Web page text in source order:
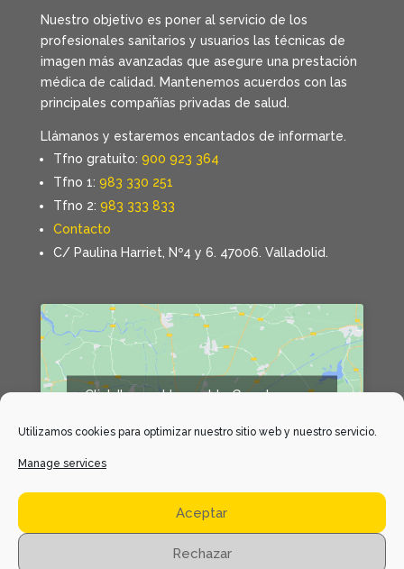
Utilizamos cookies para optimizar nuestro sitio web y nuestro servicio.
Manage services
Aceptar
Rechazar
Nuestro objetivo es poner al servicio de los
profesionales sanitarios y usuarios las técnicas de
imagen más avanzadas que asegure una prestación
médica de calidad. Mantenemos acuerdos con las
principales compañías privadas de salud.
Llámanos y estaremos encantados de informarte.
Tfno gratuito: 900 923 364
Tfno 1: 983 330 251
Tfno 2: 983 333 833
Contacto
C/ Paulina Harriet, Nº4 y 6. 47006. Valladolid.
Click 'I agree' to enable Google maps